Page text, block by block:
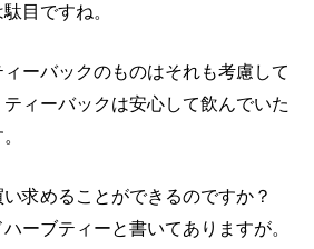
目ですね。
ーバックのものはそれも考慮して
ィーバックは安心して飲んでいた
い求めることができるのですか？
ーブティーと書いてありますが。